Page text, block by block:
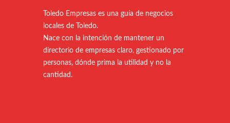
Toledo Empresas es una guía de negocios
locales de Toledo.
Nace con la intención de mantener un
directorio de empresas claro, gestionado por
personas, dónde prima la utilidad y no la
cantidad.